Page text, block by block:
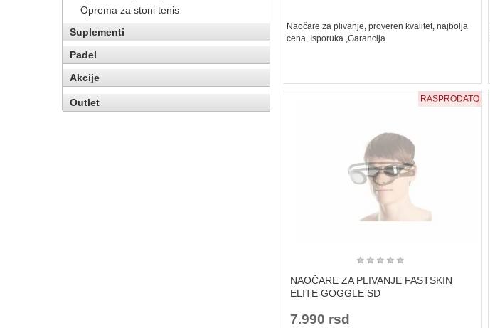
Oprema za stoni tenis
Suplementi
Padel
Akcije
Outlet
Naočare za plivanje, proveren kvalitet, najbolja
cena, Isporuka ,Garancija
RASPRODATO
★ ★ ★ ★ ★
NAOČARE ZA PLIVANJE FASTSKIN
ELITE GOGGLE SD
7.990 rsd